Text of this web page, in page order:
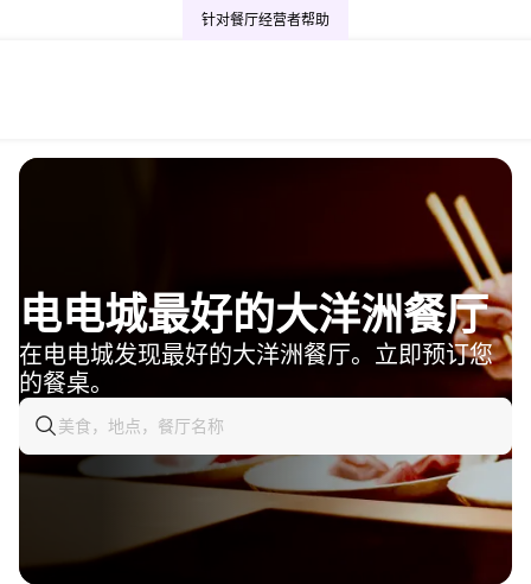
针对餐厅经营者帮助
电电城最好的大洋洲餐厅
在电电城发现最好的大洋洲餐厅。立即预订您
的餐桌。